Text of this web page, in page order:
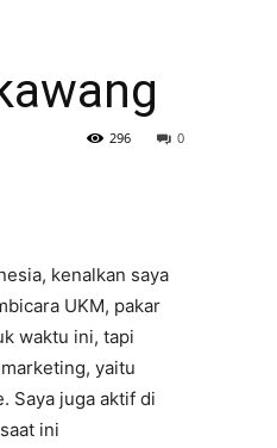
0
296
kenalkan saya
UKM, pakar
waktu ini, tapi
yaitu
Saya juga aktif di
ini